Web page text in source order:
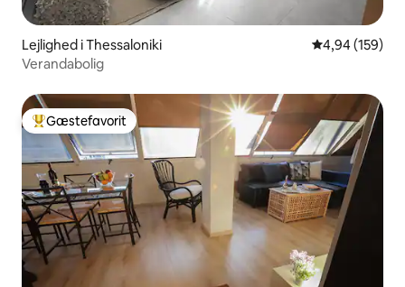
Lejlighed i Thessaloniki 4,94 ud af 5 i
4,94 (159)
Verandabolig
Bedste gæstefavorit
Gæstefavorit